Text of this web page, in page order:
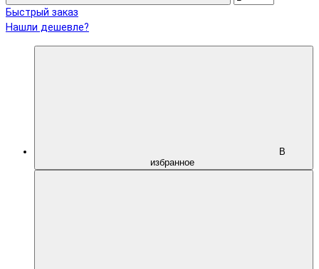
Быстрый заказ
Нашли дешевле?
В
избранное